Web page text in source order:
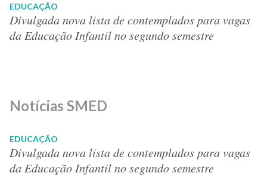
EDUCAÇÃO
Divulgada nova lista de contemplados para vagas
da Educação Infantil no segundo semestre
Notícias SMED
EDUCAÇÃO
Divulgada nova lista de contemplados para vagas
da Educação Infantil no segundo semestre